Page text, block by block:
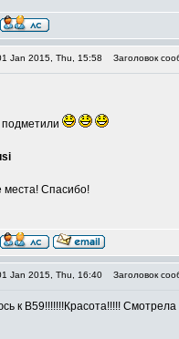
Jan 2015, Thu, 15:58 Заголовок
подметили
места! Спасибо!
Jan 2015, Thu, 16:40 Заголовок
к В59!!!!!!!Красота!!!!! Смотрела